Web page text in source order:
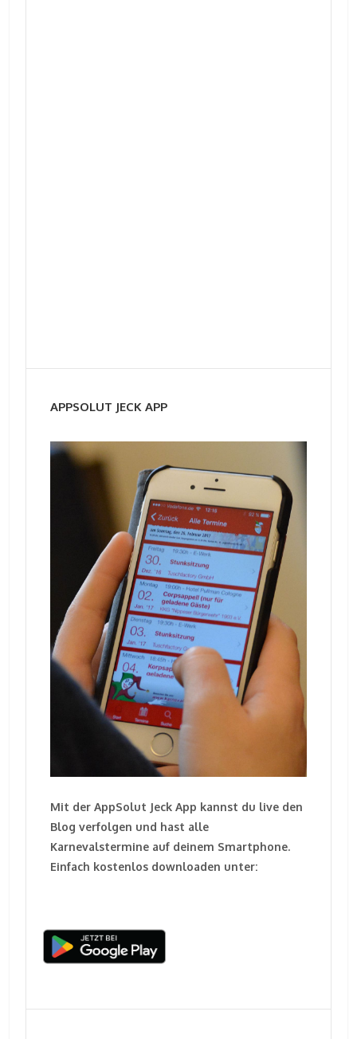
APPSOLUT JECK APP
Mit der AppSolut Jeck App kannst du live den
Blog verfolgen und hast alle
Karnevalstermine auf deinem Smartphone.
Einfach kostenlos downloaden unter: